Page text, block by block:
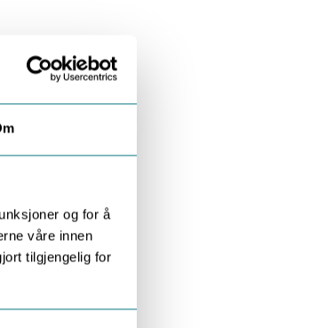
og for å
våre innen
tilgjengelig for